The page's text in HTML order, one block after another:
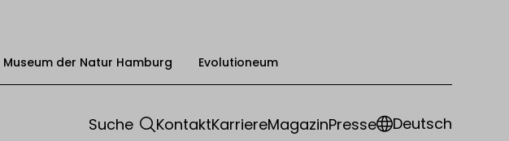
Museum der Natur Hamburg Evolutioneum
Suche KontaktKarriereMagazinPresse Deutsch